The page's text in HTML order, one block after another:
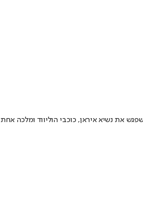
את נשיא איראן, כוכבי הוליווד ומלכה אחת